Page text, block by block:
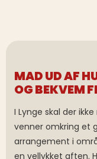
MAD UD AF
OG BEKVEM
I Lynge skal der
venner omkring et
arrangement i
en vellykket aften.